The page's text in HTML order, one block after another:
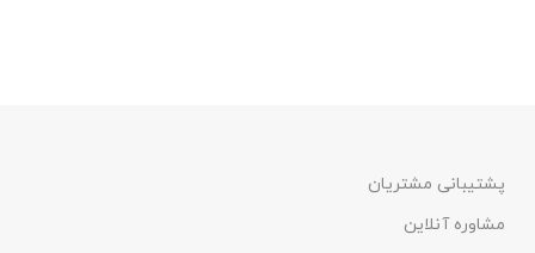
پشتیبانی مشتریان
مشاوره آنلاین